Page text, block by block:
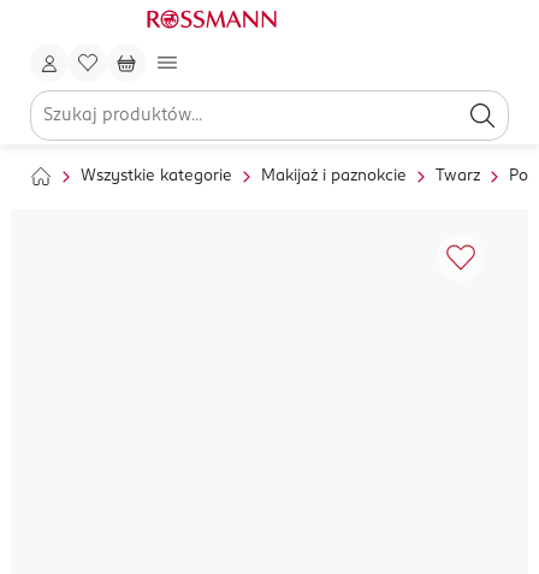
Wszystkie kategorie Makijaż i paznokcie Twarz